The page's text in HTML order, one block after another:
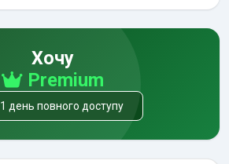
Хочу
Premium
1 день повного доступу